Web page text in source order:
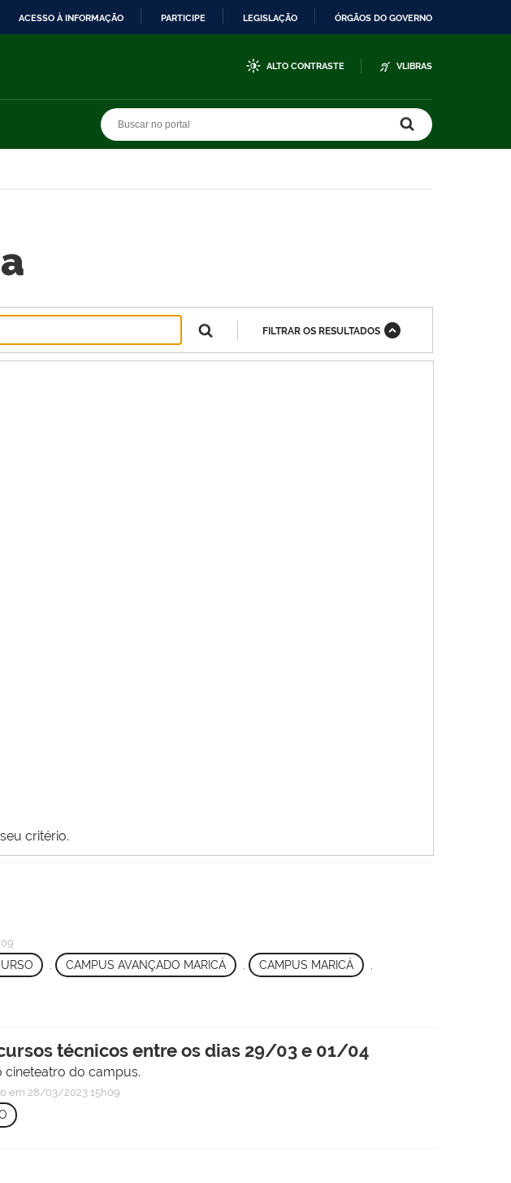
ACESSO À INFORMAÇÃO PARTICIPE LEGISLAÇÃO ÓRGÃOS DO GOVERNO
ALTO CONTRASTE VLIBRAS
critério.
FILTRAR OS RESULTADOS
, CAMPUS AVANÇADO MARICÁ , CAMPUS MARICÁ
técnicos entre os dias 29/03 e 01/04
cineteatro do campus.
em 28/03/2023 15h09